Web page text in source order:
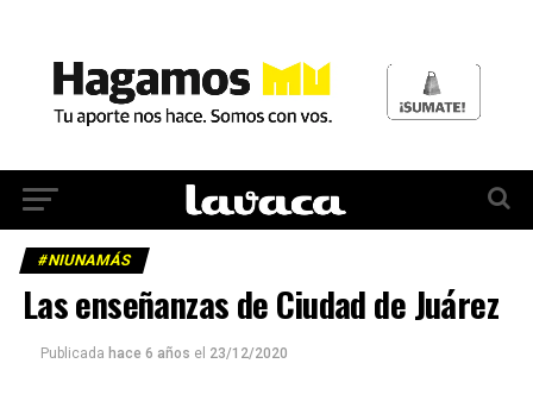
#NIUNAMÁS
Las enseñanzas de Ciudad de Juárez
Publicada hace 6 años el 23/12/2020